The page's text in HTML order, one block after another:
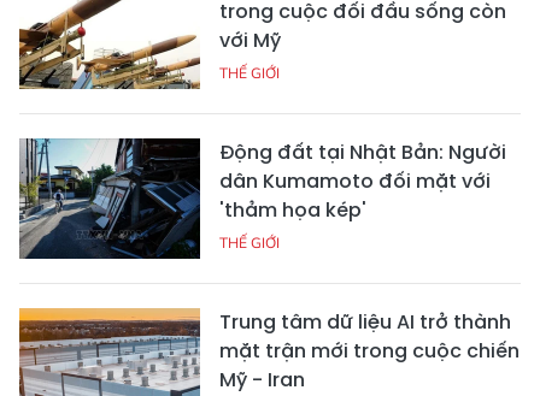
trong cuộc đối đầu sống còn
với Mỹ
THẾ GIỚI
Động đất tại Nhật Bản: Người
dân Kumamoto đối mặt với
'thảm họa kép'
THẾ GIỚI
Trung tâm dữ liệu AI trở thành
mặt trận mới trong cuộc chiến
Mỹ - Iran